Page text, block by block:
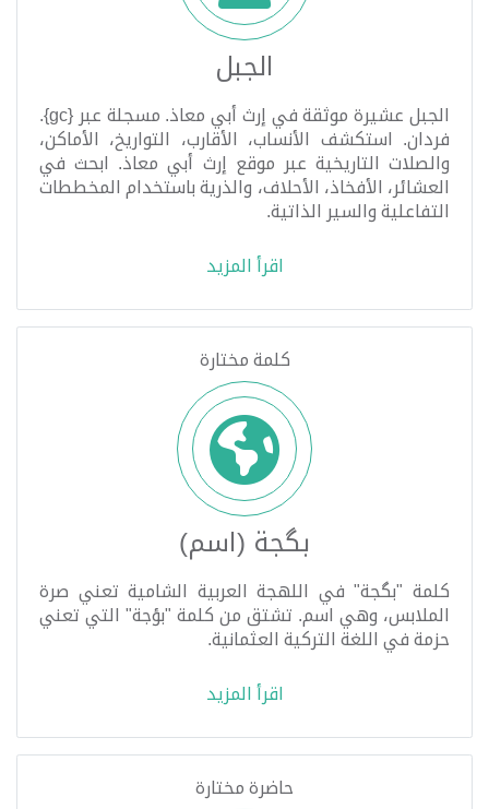
الجبل
الجبل عشيرة موثقة في إرث أبي معاذ. مسجلة عبر {gc}.
فردان. استكشف الأنساب، الأقارب، التواريخ، الأماكن،
والصلات التاريخية عبر موقع إرث أبي معاذ. ابحث في
العشائر، الأفخاذ، الأحلاف، والذرية باستخدام المخططات
التفاعلية والسير الذاتية.
اقرأ المزيد
كلمة مختارة
بگجة (اسم)
كلمة "بگجة" في اللهجة العربية الشامية تعني صرة
الملابس، وهي اسم. تشتق من كلمة "بؤجة" التي تعني
حزمة في اللغة التركية العثمانية.
اقرأ المزيد
حاضرة مختارة